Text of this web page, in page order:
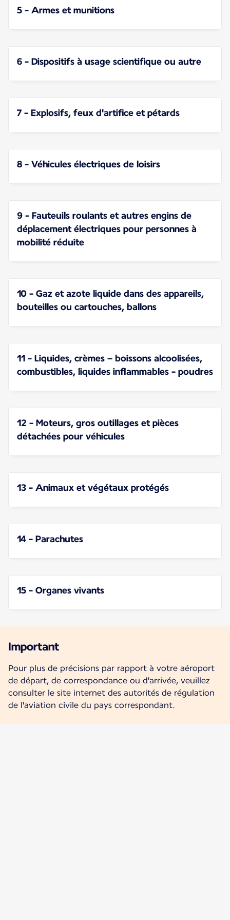
5 - Armes et munitions
6 - Dispositifs à usage scientifique ou autre
7 - Explosifs, feux d'artifice et pétards
8 - Véhicules électriques de loisirs
9 - Fauteuils roulants et autres engins de
déplacement électriques pour personnes à
mobilité réduite
10 - Gaz et azote liquide dans des appareils,
bouteilles ou cartouches, ballons
11 - Liquides, crèmes – boissons alcoolisées,
combustibles, liquides inflammables - poudres
12 - Moteurs, gros outillages et pièces
détachées pour véhicules
13 - Animaux et végétaux protégés
14 - Parachutes
15 - Organes vivants
Important
Pour plus de précisions par rapport à votre aéroport
de départ, de correspondance ou d'arrivée, veuillez
consulter le site internet des autorités de régulation
de l'aviation civile du pays correspondant.